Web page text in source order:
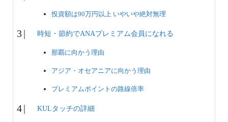
投資額は90万円以上 いやいや絶対無理
時短・節約でANAプレミアム会員になれる
那覇に向かう理由
アジア・オセアニアに向かう理由
プレミアムポイントの路線倍率
KULタッチの詳細